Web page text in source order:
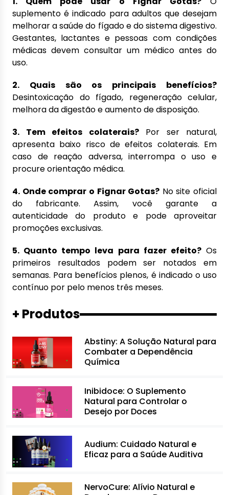
suplemento é indicado para adultos que desejam
melhorar a saúde do fígado e do sistema digestivo.
Gestantes, lactantes e pessoas com condições
médicas devem consultar um médico antes do
uso.
2. Quais são os principais benefícios?
Desintoxicação do fígado, regeneração celular,
melhora da digestão e aumento de disposição.
3. Tem efeitos colaterais?Por ser natural,
apresenta baixo risco de efeitos colaterais. Em
caso de reação adversa, interrompa o uso e
procure orientação médica.
4. Onde comprar o Fignar Gotas? No site oficial
do fabricante. Assim, você garante a
autenticidade do produto e pode aproveitar
promoções exclusivas.
5. Quanto tempo leva para fazer efeito?Os
primeiros resultados podem ser notados em
semanas. Para benefícios plenos, é indicado o uso
contínuo por pelo menos três meses.
+ Produtos
Abstiny: A Solução Natural para
Combater a Dependência
Química
Inibidoce: O Suplemento
Natural para Controlar o
Desejo por Doces
Audium: Cuidado Natural e
Eficaz para a Saúde Auditiva
NervoCure: Alívio Natural e